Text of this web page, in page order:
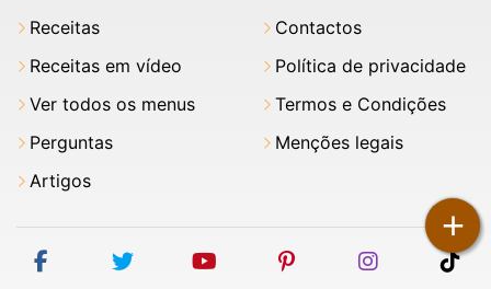
+
Receitas
Receitas em vídeo
Ver todos os menus
Perguntas
Artigos
Contactos
Política de privacidade
Termos e Condições
Menções legais
facebooktwitter youtubepinterestinstagram